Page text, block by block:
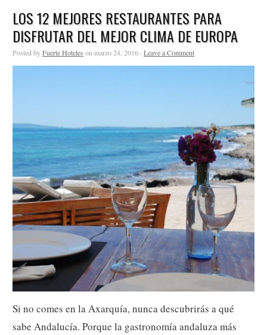
LOS 12 MEJORES RESTAURANTES PARA
DISFRUTAR DEL MEJOR CLIMA DE EUROPA
Posted byFuerte Hoteles on marzo 24, 2016 · Leave a Comment
Si no comes en la Axarquía, nunca descubrirás a qué
sabe Andalucía. Porque la gastronomía andaluza más